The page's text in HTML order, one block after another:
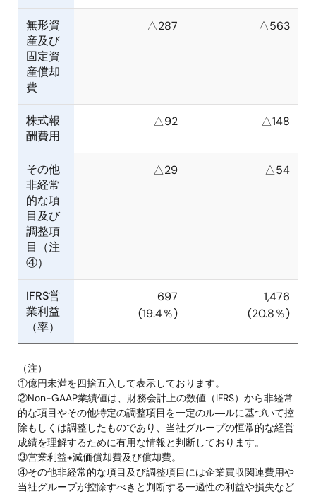
無形資
産及び
固定資
産償却
費
△287 △563
株式報
酬費用
△92 △148
その他
非経常
的な項
目及び
調整項
目（注
④）
△29 △54
IFRS営
業利益
（率）
697
(19.4％)
1,476
(20.8％)
（注）
①億円未満を四捨五入して表示しております。
②Non-GAAP業績値は、財務会計上の数値（IFRS）から非経常
的な項目やその他特定の調整項目を一定のル―ルに基づいて控
除もしくは調整したものであり、当社グループの恒常的な経営
成績を理解するために有用な情報と判断しております。
③営業利益+減価償却費及び償却費。
④その他非経常的な項目及び調整項目には企業買収関連費用や
当社グループが控除すべきと判断する一過性の利益や損失など